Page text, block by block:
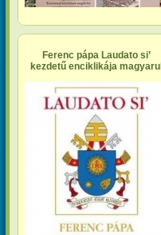
Ferenc pápa Laudato si’
kezdetű enciklikája magyarul